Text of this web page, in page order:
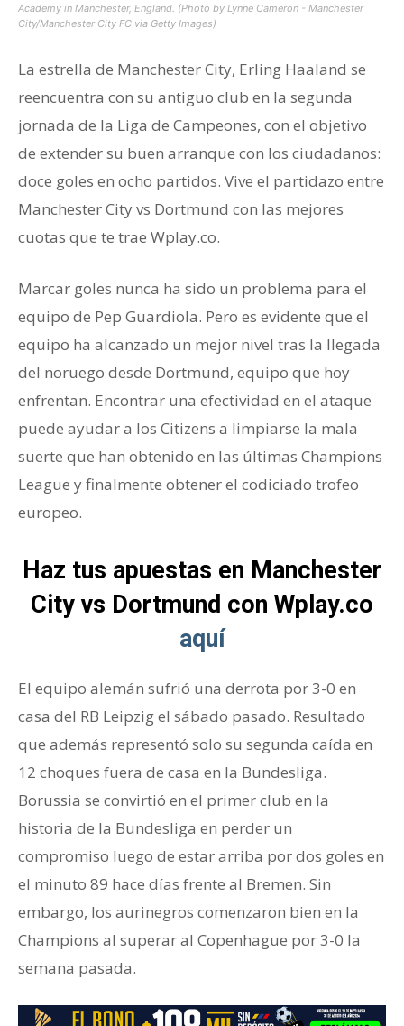
Academy in Manchester, England. (Photo by Lynne Cameron - Manchester
City/Manchester City FC via Getty Images)
La estrella de Manchester City, Erling Haaland se
reencuentra con su antiguo club en la segunda
jornada de la Liga de Campeones, con el objetivo
de extender su buen arranque con los ciudadanos:
doce goles en ocho partidos. Vive el partidazo entre
Manchester City vs Dortmund con las mejores
cuotas que te trae Wplay.co.
Marcar goles nunca ha sido un problema para el
equipo de Pep Guardiola. Pero es evidente que el
equipo ha alcanzado un mejor nivel tras la llegada
del noruego desde Dortmund, equipo que hoy
enfrentan. Encontrar una efectividad en el ataque
puede ayudar a los Citizens a limpiarse la mala
suerte que han obtenido en las últimas Champions
League y finalmente obtener el codiciado trofeo
europeo.
Haz tus apuestas en Manchester
City vs Dortmund con Wplay.co
aquí
El equipo alemán sufrió una derrota por 3-0 en
casa del RB Leipzig el sábado pasado. Resultado
que además representó solo su segunda caída en
12 choques fuera de casa en la Bundesliga.
Borussia se convirtió en el primer club en la
historia de la Bundesliga en perder un
compromiso luego de estar arriba por dos goles en
el minuto 89 hace días frente al Bremen. Sin
embargo, los aurinegros comenzaron bien en la
Champions al superar al Copenhague por 3-0 la
semana pasada.